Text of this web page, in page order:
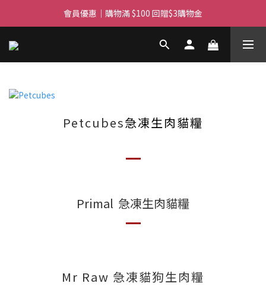
滿$450免費送貨上門 I 滿$350免運 順豐自取
會員優惠｜購物滿 $100 回贈$3購物金
滿$450免費送貨上門 I 滿$350免運 順豐自取
Petcubes急凍生肉貓糧
Primal 急凍生肉貓糧
Mr Raw 急凍貓狗生肉糧